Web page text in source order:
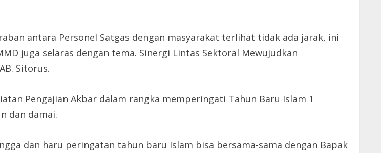
antara Personel Satgas dengan masyarakat terlihat tidak ada jarak, ini
juga selaras dengan tema. Sinergi Lintas Sektoral Mewujudkan
Sitorus.
Pengajian Akbar dalam rangka memperingati Tahun Baru Islam 1
dan damai.
dan haru peringatan tahun baru Islam bisa bersama-sama dengan Bapak